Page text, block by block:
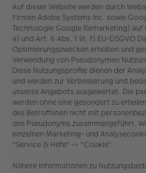
Auf dieser Website werden durch
Firmen Adobe Systems Inc. sowie
Technologie Google Remarketing)
a) und Art. 6 Abs. 1 lit. f) EU-DSGVO
Optimierungszwecken erhoben und
Verwendung von Pseudonymen
Diese Nutzungsprofile dienen der
und werden zur Verbesserung und
unseres Angebots ausgewertet. Die
werden ohne eine gesondert zu
des Betroffenen nicht mit
des Pseudonyms zusammengeführt.
einzelnen Marketing- und
"Service & Hilfe" -> "Cookie".
Nähere Informationen zu